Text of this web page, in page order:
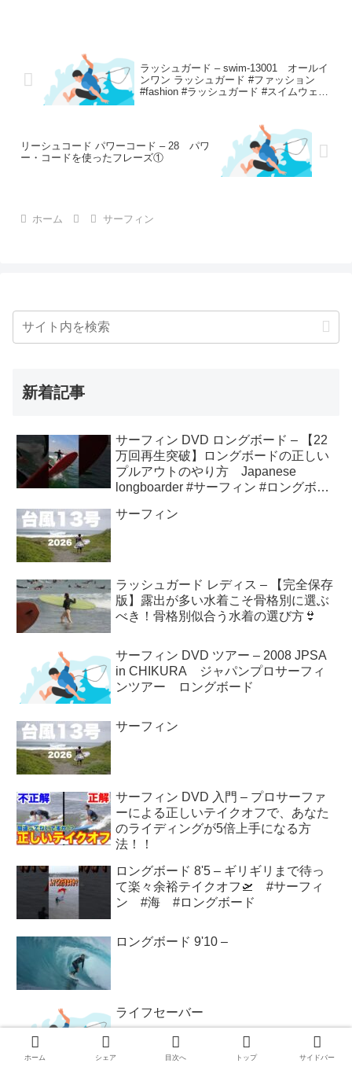
ラッシュガード – swim-13001 オールイ
ンワン ラッシュガード #ファッション
#fashion #ラッシュガード #スイムウェア
リーシュコード パワーコード – 28 パワ
ー・コードを使ったフレーズ①
ホーム サーフィン
新着記事
サーフィン DVD ロングボード – 【22
万回再生突破】ロングボードの正しい
プルアウトのやり方 Japanese
longboarder #サーフィン #ロングボー
サーフィン
ラッシュガード レディス – 【完全保存
版】露出が多い水着こそ骨格別に選ぶ
べき！骨格別似合う水着の選び方👙
サーフィン DVD ツアー – 2008 JPSA
in CHIKURA ジャパンプロサーフィ
ンツアー ロングボード
サーフィン
サーフィン DVD 入門 – プロサーファ
ーによる正しいテイクオフで、あなた
のライディングが5倍上手になる方
法！！
ロングボード 8'5 – ギリギリまで待っ
て楽々余裕テイクオフ🛫 #サーフィ
ン #海 #ロングボード
ロングボード 9'10 –
ライフセーバー
ホーム シェア 目次へ トップ サイドバー